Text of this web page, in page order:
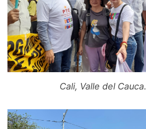
Cali, Valle del Cauca.